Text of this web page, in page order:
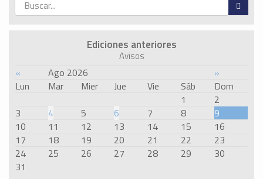
Ediciones anteriores
Avisos
« Ago 2026
»
Lun
Mar Mier Jue Vie Sáb
Dom
1
2
3
4 5 6 7 8
9
10
11 12 13 14 15
16
17
18 19 20 21 22
23
24
25 26 27 28 29
30
31